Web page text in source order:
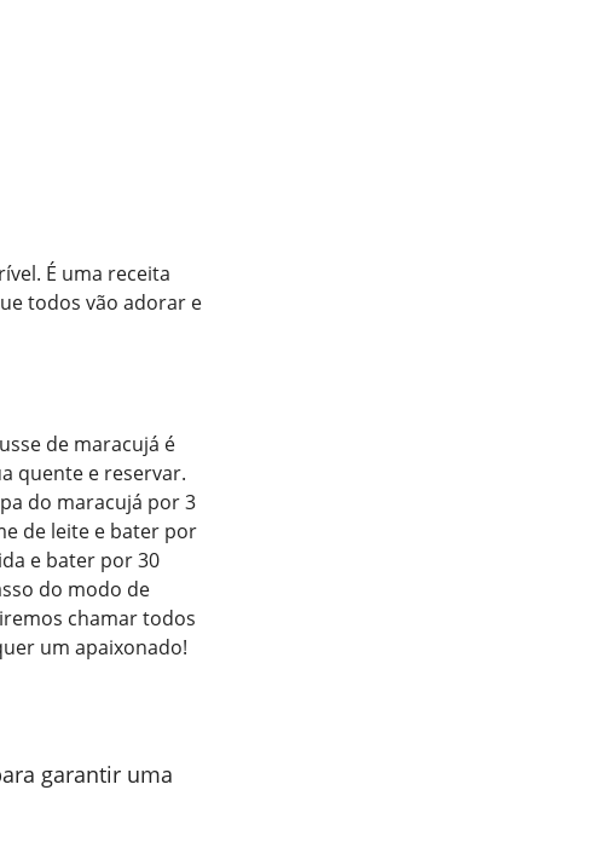
É uma receita
todos vão adorar e
de maracujá é
quente e reservar.
do maracujá por 3
de leite e bater por
e bater por 30
do modo de
chamar todos
um apaixonado!
garantir uma